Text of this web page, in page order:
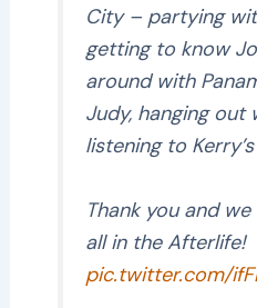
City – partying
getting to know
around with
Judy, hanging out
listening to
Thank you and
all in the Afterlife!
pic.twitter.com/